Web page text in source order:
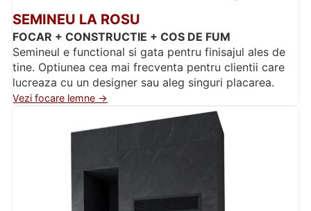
SEMINEU LA ROSU
FOCAR + CONSTRUCTIE + COS DE FUM
Semineul e functional si gata pentru finisajul ales de
tine. Optiunea cea mai frecventa pentru clientii care
lucreaza cu un designer sau aleg singuri placarea.
Vezi focare lemne →